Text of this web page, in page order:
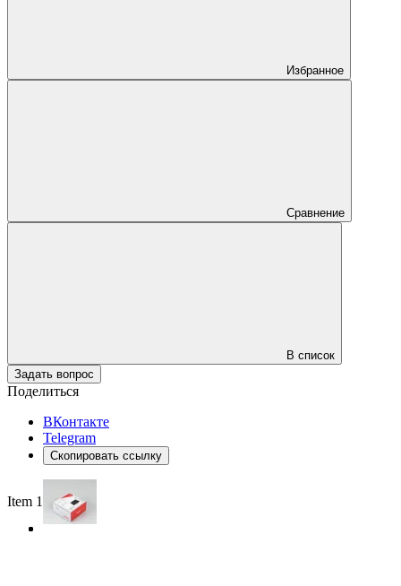
Избранное
Сравнение
В список
Задать вопрос
Поделиться
ВКонтакте
Telegram
Скопировать ссылку
Item 1 of 3